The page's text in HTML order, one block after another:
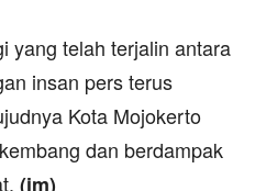
yang telah terjalin antara
insan pers terus
Kota Mojokerto
dan berdampak
(im)